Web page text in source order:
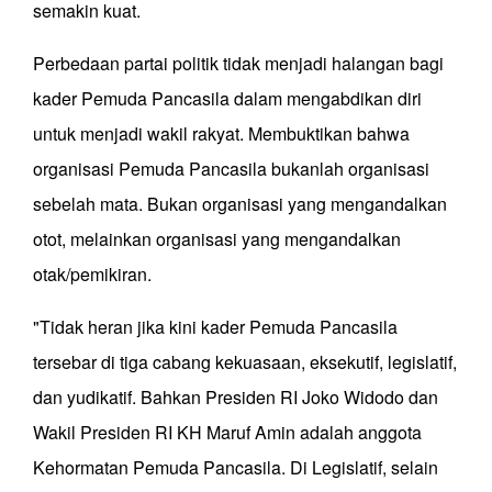
semakin kuat.
Perbedaan partai politik tidak menjadi halangan bagi
kader Pemuda Pancasila dalam mengabdikan diri
untuk menjadi wakil rakyat. Membuktikan bahwa
organisasi Pemuda Pancasila bukanlah organisasi
sebelah mata. Bukan organisasi yang mengandalkan
otot, melainkan organisasi yang mengandalkan
otak/pemikiran.
"Tidak heran jika kini kader Pemuda Pancasila
tersebar di tiga cabang kekuasaan, eksekutif, legislatif,
dan yudikatif. Bahkan Presiden RI Joko Widodo dan
Wakil Presiden RI KH Maruf Amin adalah anggota
Kehormatan Pemuda Pancasila. Di Legislatif, selain